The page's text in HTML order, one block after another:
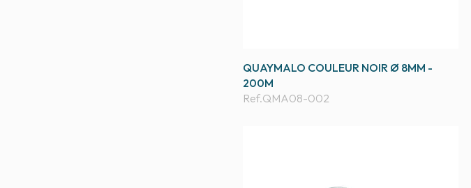
QUAYMALO COULEUR NOIR Ø 8MM -
200M
Ref.QMA08-002